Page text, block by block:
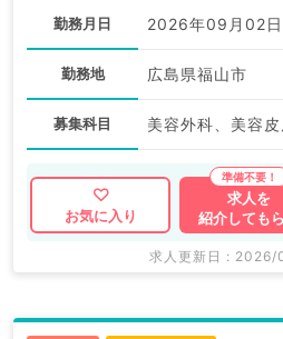
勤務月日 2026年09月02日
勤務地 広島県福山市
募集科目 美容外科、美容
お気に入り
求人を
紹介しても
求人更新日 :